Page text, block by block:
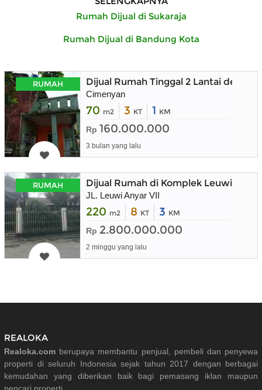
Rumah Dijual di Sukaraja
Rumah Dijual di Bandung Kota
RUMAH Dijual Rumah Tinggal 2 Lantai
Cimenyan
70 m2 3 KT 1 KM
Rp 160.000.000
3 bulan yang lalu
RUMAH Dijual Rumah di Komplek Leuwi
JL. Leuwi Anyar VII
220 m2 8 KT 3 KM
Rp 2.800.000.000
2 minggu yang lalu
REALOKA
Realoka.com berupaya membantu penjual, pembeli dan penyewa
properti di seluruh Indonesia sejak tahun 2017 dengan berbagai
kemudahan yang diberikan baik bagi pemasang iklan maupun